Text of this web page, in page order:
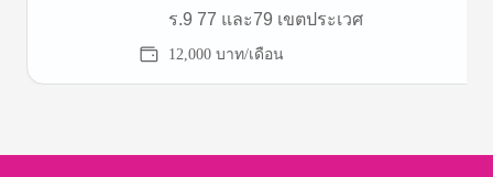
ร.9 77 และ79 เขตประเวศ
12,000 บาท/เดือน
of